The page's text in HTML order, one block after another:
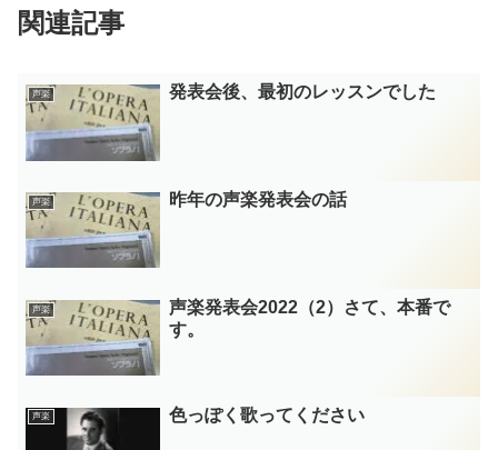
関連記事
声楽 発表会後、最初のレッスンでした
声楽 昨年の声楽発表会の話
声楽
声楽発表会2022（2）さて、本番で
す。
声楽 色っぽく歌ってください